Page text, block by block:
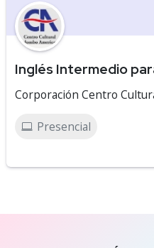
Inglés Intermedio
Corporación Centro
Presencial